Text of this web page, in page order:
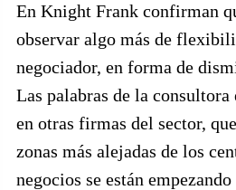
En Knight Frank confirman
observar algo más de
negociador, en forma de
Las palabras de la consultora
en otras firmas del sector,
zonas más alejadas de los
negocios se están